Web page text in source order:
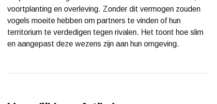
voortplanting en overleving. Zonder dit vermogen zouden
vogels moeite hebben om partners te vinden of hun
territorium te verdedigen tegen rivalen. Het toont hoe slim
en aangepast deze wezens zijn aan hun omgeving.